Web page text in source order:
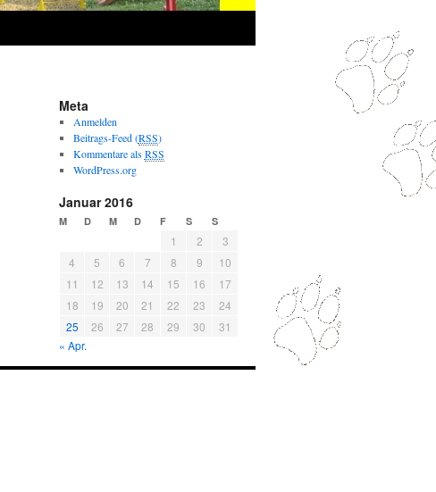
Meta
Anmelden
Beitrags-Feed (RSS)
Kommentare alsRSS
WordPress.org
Januar 2016
M D M D F S S
« Apr.
1 2
3
4
5 6 7 8 9
10
11
12 13 14 15 16
17
18
19 20 21 22 23
24
25
26 27 28 29 30 31